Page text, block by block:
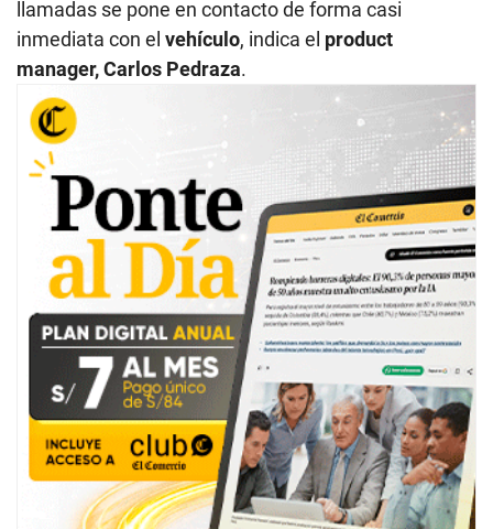
llamadas se pone en contacto de forma casi
inmediata con el vehículo, indica el product
manager, Carlos Pedraza.